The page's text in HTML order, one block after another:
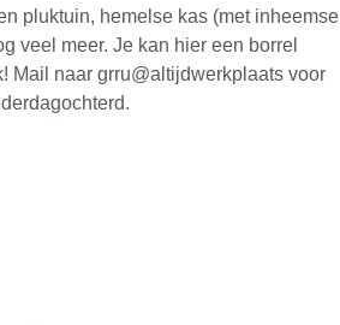
pluktuin, hemelse kas (met inheemse
veel meer. Je kan hier een borrel
Mail naar grru@altijdwerkplaats voor